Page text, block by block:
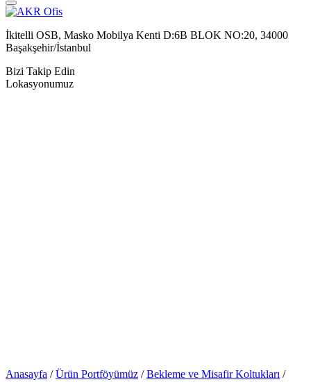
İkitelli OSB, Masko Mobilya Kenti D:6B BLOK NO:20, 34000
Başakşehir/İstanbul
Bizi Takip Edin
Lokasyonumuz
Anasayfa /Ürün Portföyümüz /⁠Bekleme ve Misafir Koltukları /